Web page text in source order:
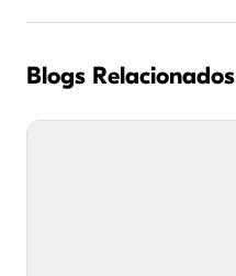
Blogs Relacionados